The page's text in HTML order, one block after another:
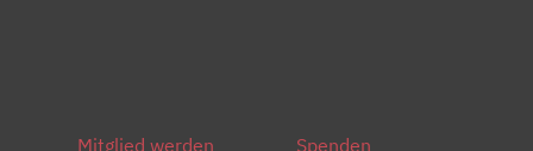
Mitglied werden
Spenden